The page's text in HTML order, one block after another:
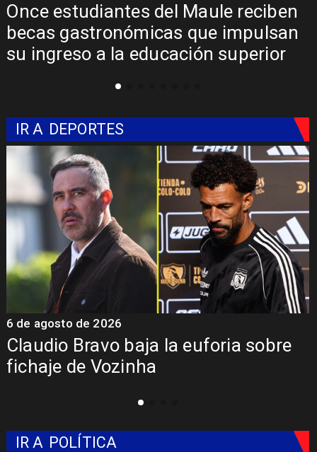
Once estudiantes del Maule reciben
becas gastronómicas que impulsan
su ingreso a la educación superior
IR A DEPORTES
Claudio Bravo baja la euforia sobre
fichaje de Vozinha
6 de agosto de 2026
IR A POLÍTICA